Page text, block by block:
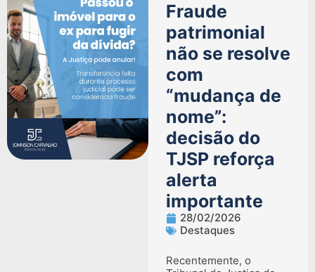
Fraude
patrimonial
não se resolve
com
“mudança de
nome”:
decisão do
TJSP reforça
alerta
importante
28/02/2026
Destaques
Recentemente, o